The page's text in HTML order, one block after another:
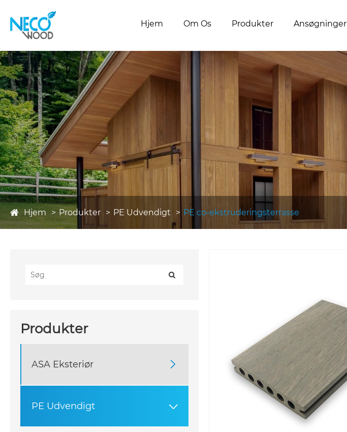
Hjem Om Os Produkter Ansøgninger
Hjem Produkter PE Udvendigt PE co-ekstruderingsterrasse
Produkter
ASA Eksteriør 
PE Udvendigt 